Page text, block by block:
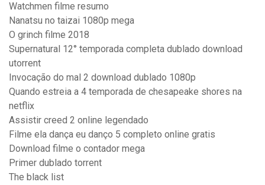
Watchmen filme resumo
Nanatsu no taizai 1080p mega
O grinch filme 2018
Supernatural 12° temporada completa dublado download
utorrent
Invocação do mal 2 download dublado 1080p
Quando estreia a 4 temporada de chesapeake shores na
netflix
Assistir creed 2 online legendado
Filme ela dança eu danço 5 completo online gratis
Download filme o contador mega
Primer dublado torrent
The black list